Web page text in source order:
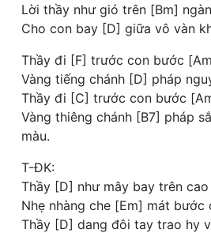
Lời thầy như gió trên [Bm] ngàn
Cho con bay [D] giữa vô vàn
Thầy đi [F] trước con bước
Vàng tiếng chánh [D] pháp
Thầy đi [C] trước con bước
Vàng thiêng chánh [B7] pháp
màu.
T-ĐK:
Thầy [D] như mây bay trên cao
Nhẹ nhàng che [Em] mát bước
Thầy [D] dang đôi tay trao hy